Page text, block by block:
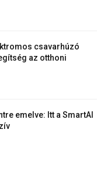
csavarhúzó
az otthoni
emelve: Itt a SmartAI